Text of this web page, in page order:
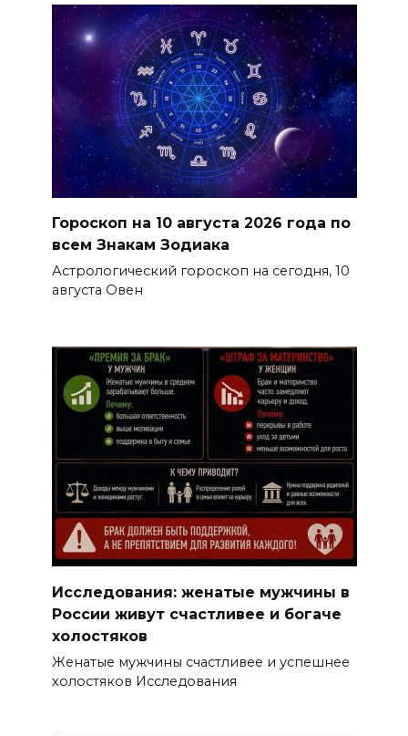
Гороскоп на 10 августа 2026 года по
всем Знакам Зодиака
Астрологический гороскоп на сегодня, 10
августа Овен
Исследования: женатые мужчины в
России живут счастливее и богаче
холостяков
Женатые мужчины счастливее и успешнее
холостяков Исследования